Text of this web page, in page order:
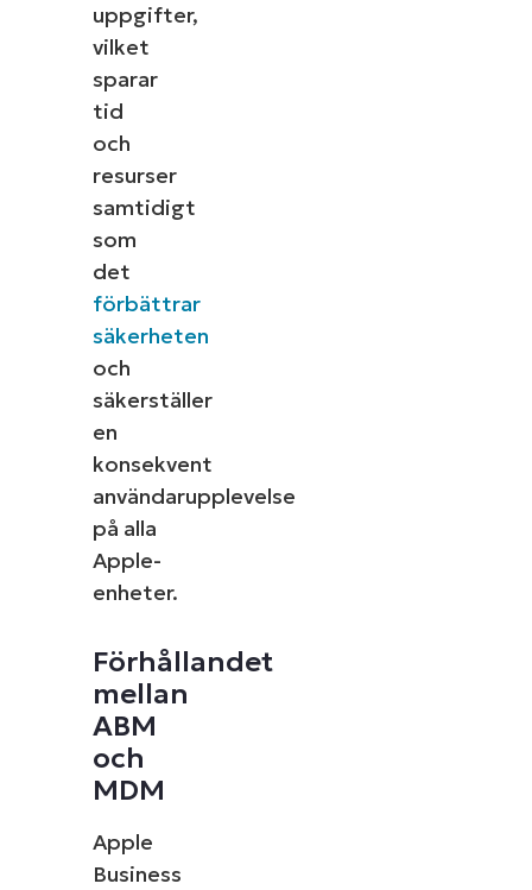
uppgifter,
vilket
sparar
tid
och
resurser
samtidigt
som
det
förbättrar
säkerheten
och
säkerställer
en
konsekvent
användarupplevelse
på alla
Apple-
enheter.
Förhållandet
mellan
ABM
och
MDM
Apple
Business